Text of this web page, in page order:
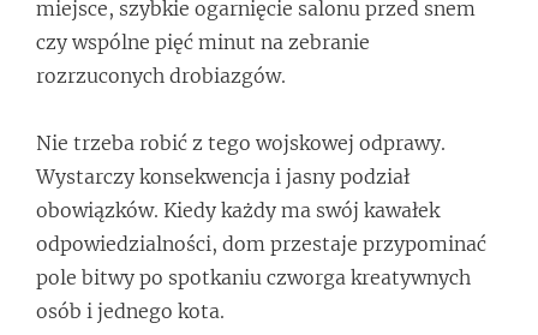
miejsce, szybkie ogarnięcie salonu przed snem
czy wspólne pięć minut na zebranie
rozrzuconych drobiazgów.
Nie trzeba robić z tego wojskowej odprawy.
Wystarczy konsekwencja i jasny podział
obowiązków. Kiedy każdy ma swój kawałek
odpowiedzialności, dom przestaje przypominać
pole bitwy po spotkaniu czworga kreatywnych
osób i jednego kota.